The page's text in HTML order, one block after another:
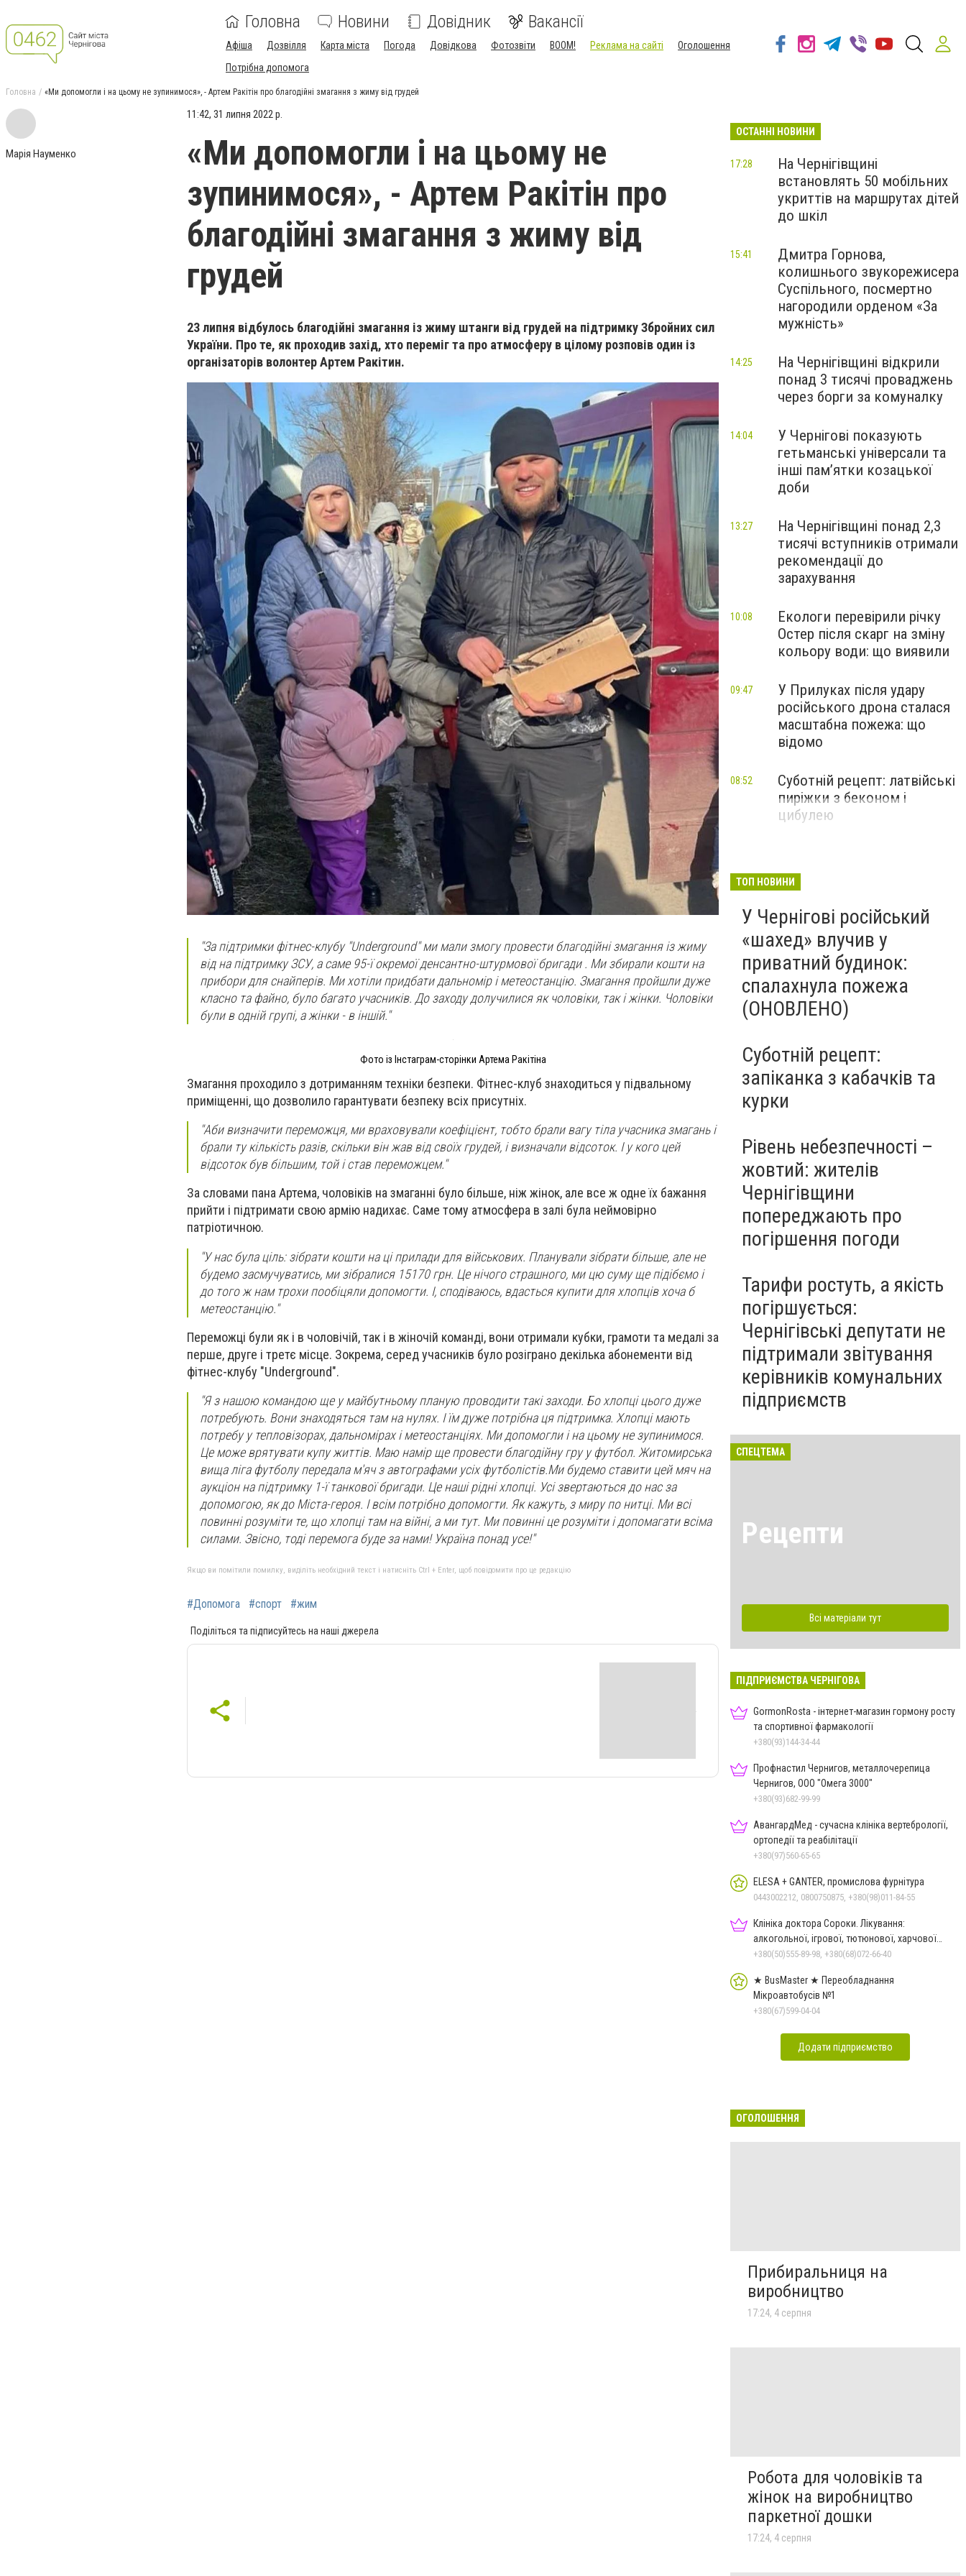
Головна Новини Довідник Вакансії
Афіша Дозвілля Карта міста Погода Довідкова Фотозвіти BOOM! Реклама на сайті
Оголошення
Потрібна допомога
Головна «Ми допомогли і на цьому не зупинимося», - Артем Ракітін про благодійні змагання з жиму від грудей
Марія Науменко
11:42, 31 липня 2022 р.
«Ми допомогли і на цьому не
зупинимося», - Артем Ракітін про
благодійні змагання з жиму від
грудей
23 липня відбулось благодійні змагання із жиму штанги від грудей на підтримку Збройних сил
України. Про те, як проходив захід, хто переміг та про атмосферу в цілому розповів один із
організаторів волонтер Артем Ракітин.
"За підтримки фітнес-клубу "Underground" ми мали змогу провести благодійні змагання із жиму
від на підтримку ЗСУ, а саме 95-ї окремої денсантно-штурмової бригади . Ми збирали кошти на
прибори для снайперів. Ми хотіли придбати дальномір і метеостанцію. Змагання пройшли дуже
класно та файно, було багато учасників. До заходу долучилися як чоловіки, так і жінки. Чоловіки
були в одній групі, а жінки - в іншій."
Фото із Інстаграм-сторінки Артема Ракітіна
Змагання проходило з дотриманням техніки безпеки. Фітнес-клуб знаходиться у підвальному
приміщенні, що дозволило гарантувати безпеку всіх присутніх.
"Аби визначити переможця, ми враховували коефіцієнт, тобто брали вагу тіла учасника змагань і
брали ту кількість разів, скільки він жав від своїх грудей, і визначали відсоток. І у кого цей
відсоток був більшим, той і став переможцем."
За словами пана Артема, чоловіків на змаганні було більше, ніж жінок, але все ж одне їх бажання
прийти і підтримати свою армію надихає. Саме тому атмосфера в залі була неймовірно
патріотичною.
"У нас була ціль: зібрати кошти на ці прилади для військових. Планували зібрати більше, але не
будемо засмучуватись, ми зібралися 15170 грн. Це нічого страшного, ми цю суму ще підібємо і
до того ж нам трохи пообіцяли допомогти. І, сподіваюсь, вдасться купити для хлопців хоча б
метеостанцію."
Переможці були як і в чоловічій, так і в жіночій команді, вони отримали кубки, грамоти та медалі за
перше, друге і третє місце. Зокрема, серед учасників було розіграно декілька абонементи від
фітнес-клубу "Underground".
"Я з нашою командою ще у майбутньому планую проводити такі заходи. Бо хлопці цього дуже
потребують. Вони знаходяться там на нулях. І їм дуже потрібна ця підтримка. Хлопці мають
потребу у тепловізорах, дальномірах і метеостанціях. Ми допомогли і на цьому не зупинимося.
Це може врятувати купу життів. Маю намір ще провести благодійну гру у футбол. Житомирська
вища ліга футболу передала м'яч з автографами усіх футболістів.Ми будемо ставити цей мяч на
аукціон на підтримку 1-ї танкової бригади. Це наші рідні хлопці. Усі звертаються до нас за
допомогою, як до Міста-героя. І всім потрібно допомогти. Як кажуть, з миру по нитці. Ми всі
повинні розуміти те, що хлопці там на війні, а ми тут. Ми повинні це розуміти і допомагати всіма
силами. Звісно, тоді перемога буде за нами! Україна понад усе!"
Якщо ви помітили помилку, виділіть необхідний текст і натисніть Ctrl + Enter, щоб повідомити про це редакцію
#Допомога #спорт #жим
Поділіться та підписуйтесь на наші джерела
ОСТАННІ НОВИНИ
На Чернігівщині
встановлять 50 мобільних
укриттів на маршрутах дітей
до шкіл
17:28
Дмитра Горнова,
колишнього звукорежисера
Суспільного, посмертно
нагородили орденом «За
мужність»
15:41
На Чернігівщині відкрили
понад 3 тисячі проваджень
через борги за комуналку
14:25
У Чернігові показують
гетьманські універсали та
інші пам’ятки козацької
доби
14:04
На Чернігівщині понад 2,3
тисячі вступників отримали
рекомендації до
зарахування
13:27
Екологи перевірили річку
Остер після скарг на зміну
кольору води: що виявили
10:08
У Прилуках після удару
російського дрона сталася
масштабна пожежа: що
відомо
09:47
Суботній рецепт: латвійські
пиріжки з беконом і
цибулею
08:52
ТОП НОВИНИ
У Чернігові російський
«шахед» влучив у
приватний будинок:
спалахнула пожежа
(ОНОВЛЕНО)
Суботній рецепт:
запіканка з кабачків та
курки
Рівень небезпечності –
жовтий: жителів
Чернігівщини
попереджають про
погіршення погоди
Тарифи ростуть, а якість
погіршується:
Чернігівські депутати не
підтримали звітування
керівників комунальних
підприємств
СПЕЦТЕМА
Рецепти
Всі матеріали тут
ПІДПРИЄМСТВА ЧЕРНІГОВА
GormonRosta - інтернет-магазин гормону росту
та спортивної фармакології
+380(93)144-34-44
Профнастил Чернигов, металлочерепица
Чернигов, ООО "Омега 3000"
+380(93)682-99-99
АвангардМед - сучасна клініка вертебрології,
ортопедії та реабілітації
+380(97)560-65-65
ELESA + GANTER, промислова фурнітура
0443002212, 0800750875, +380(98)011-84-55
Клініка доктора Сороки. Лікування:
алкогольної, ігрової, тютюнової, харчової
залежностей, неврозів т
+380(50)555-89-98, +380(68)072-66-40
★ BusMaster ★ Переобладнання
Мікроавтобусів №1
+380(67)599-04-04
Додати підприємство
ОГОЛОШЕННЯ
Прибиральниця на
виробництво
17:24, 4 серпня
Робота для чоловіків та
жінок на виробництво
паркетної дошки
17:24, 4 серпня